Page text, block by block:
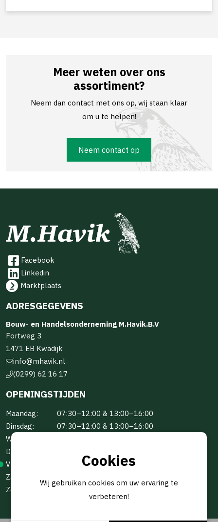
Meer weten over ons
assortiment?
Neem dan contact met ons op, wij staan klaar
om u te helpen!
Neem contact op
Facebook
Linkedin
Marktplaats
ADRESGEGEVENS
Bouw- en Handelsonderneming M.Havik.B.V
Fortweg 3
1471 EB Kwadijk
info@mhavik.nl
(0299) 62 16 17
OPENINGSTIJDEN
Maandag:
07:30–12:00 & 13:00–16:00
Dinsdag:
07:30–12:00 & 13:00–16:00
Woensdag:
Donderdag:
Vrijdag:
07:30–12:00 & 13:00–16:00
Zaterdag:
Zondag:
Cookies
Wij gebruiken cookies om uw ervaring te
verbeteren!